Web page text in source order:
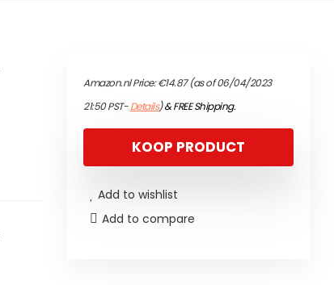
Amazon.nl Price:€14.87(as of 06/04/2023
21:50 PST-Details)&FREE Shipping.
KOOP PRODUCT
Add to wishlist
Add to compare